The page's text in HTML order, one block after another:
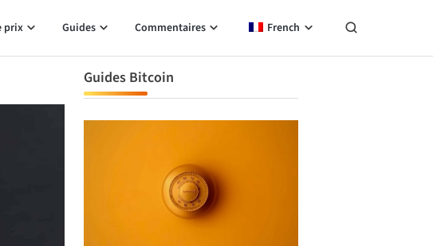
prix Guides Commentaires French
Guides Bitcoin